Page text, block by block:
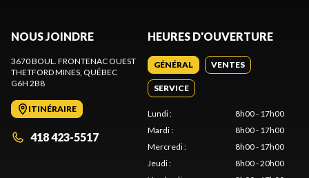
NOUS JOINDRE
3670 BOUL. FRONTENAC OUEST
THETFORD MINES , QUÉBEC
G6H 2B8
ITINÉRAIRE
418 423-5517
HEURES D'OUVERTURE
GÉNÉRAL VENTES
SERVICE
Lundi:
8h00 - 17h00
Mardi:
8h00 - 17h00
Mercredi:
8h00 - 17h00
Jeudi:
8h00 - 20h00